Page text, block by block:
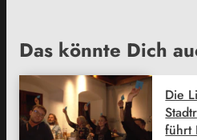
Das könnte Dich
Die
führt